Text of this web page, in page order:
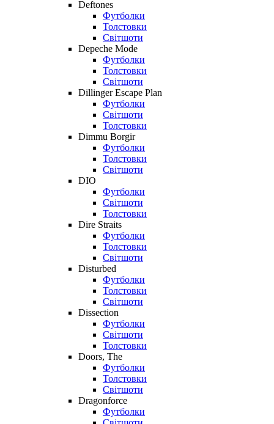
Deftones
Футболки
Толстовки
Світшоти
Depeche Mode
Футболки
Толстовки
Світшоти
Dillinger Escape Plan
Футболки
Світшоти
Толстовки
Dimmu Borgir
Футболки
Толстовки
Світшоти
DIO
Футболки
Світшоти
Толстовки
Dire Straits
Футболки
Толстовки
Світшоти
Disturbed
Футболки
Толстовки
Світшоти
Dissection
Футболки
Світшоти
Толстовки
Doors, The
Футболки
Толстовки
Світшоти
Dragonforce
Футболки